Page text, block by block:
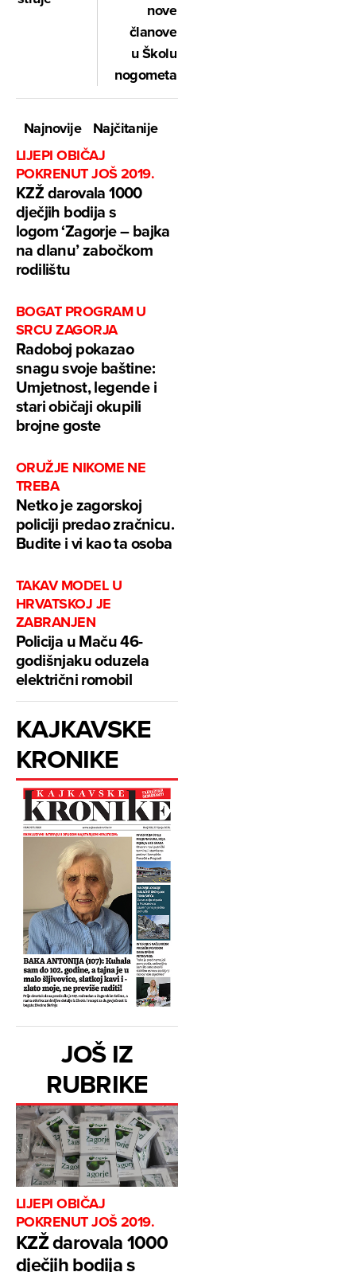
nove
članove
u Školu
nogometa
Najnovije
Najčitanije
LIJEPI OBIČAJ
POKRENUT JOŠ 2019.
KZŽ darovala 1000
dječjih bodija s
logom ‘Zagorje – bajka
na dlanu’ zabočkom
rodilištu
BOGAT PROGRAM U
SRCU ZAGORJA
Radoboj pokazao
snagu svoje baštine:
Umjetnost, legende i
stari običaji okupili
brojne goste
ORUŽJE NIKOME NE
TREBA
Netko je zagorskoj
policiji predao zračnicu.
Budite i vi kao ta osoba
TAKAV MODEL U
HRVATSKOJ JE
ZABRANJEN
Policija u Maču 46-
godišnjaku oduzela
električni romobil
KAJKAVSKE
KRONIKE
JOŠ IZ
RUBRIKE
LIJEPI OBIČAJ
POKRENUT JOŠ 2019.
KZŽ darovala 1000
dječjih bodija s